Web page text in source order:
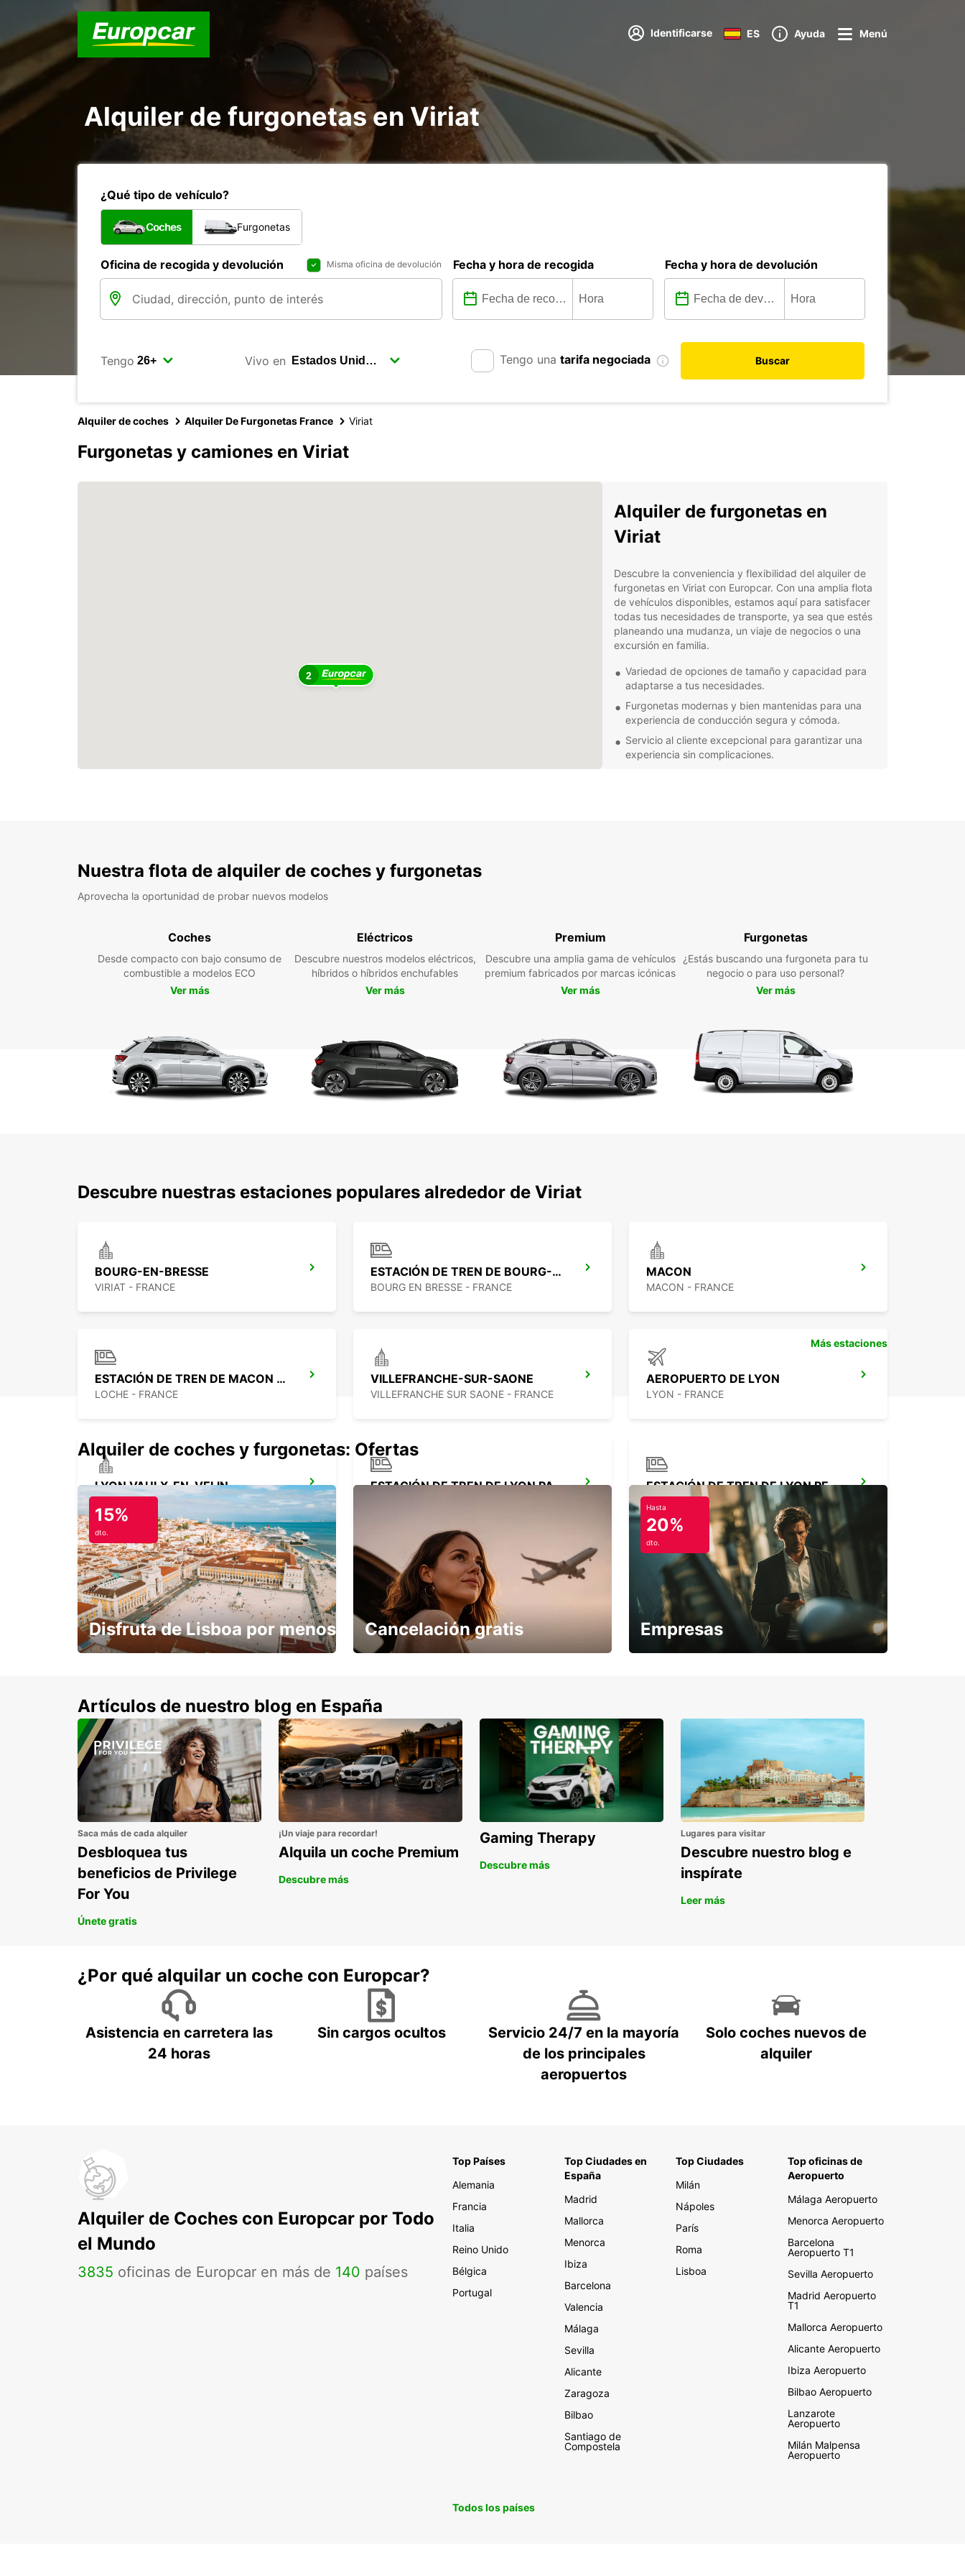
Identificarse ES Ayuda Menú
Alquiler de furgonetas en Viriat
¿Qué tipo de vehículo?
Coches Furgonetas
Oficina de recogida y devolución Misma oficina de devolución Fecha y hora de recogida Fecha y hora de devolución
Tengo Vivo en Tengo una tarifa negociada Buscar
Alquiler de coches Alquiler De Furgonetas France Viriat
Furgonetas y camiones en Viriat
2
Alquiler de furgonetas en
Viriat
Descubre la conveniencia y flexibilidad del alquiler de
furgonetas en Viriat con Europcar. Con una amplia flota
de vehículos disponibles, estamos aquí para satisfacer
todas tus necesidades de transporte, ya sea que estés
planeando una mudanza, un viaje de negocios o una
excursión en familia.
Variedad de opciones de tamaño y capacidad para
adaptarse a tus necesidades.
Furgonetas modernas y bien mantenidas para una
experiencia de conducción segura y cómoda.
Servicio al cliente excepcional para garantizar una
experiencia sin complicaciones.
en Viriat hoy mismo para comenzar tu próxima
Nuestra flota de alquiler de coches y furgonetas
Aprovecha la oportunidad de probar nuevos modelos
Coches
Desde compacto con bajo consumo de
combustible a modelos ECO
Ver más
Eléctricos
Descubre nuestros modelos eléctricos,
híbridos o híbridos enchufables
Ver más
Premium
Descubre una amplia gama de vehículos
premium fabricados por marcas icónicas
Ver más
Furgonetas
¿Estás buscando una furgoneta para tu
negocio o para uso personal?
Ver más
Descubre nuestras estaciones populares alrededor de Viriat
BOURG-EN-BRESSE
VIRIAT - FRANCE
ESTACIÓN DE TREN DE BOURG-EN-BRESSE - PUNTO DE SERVICIO
BOURG EN BRESSE - FRANCE
MACON
MACON - FRANCE
ESTACIÓN DE TREN DE MACON LOCHE
LOCHE - FRANCE
VILLEFRANCHE-SUR-SAONE
VILLEFRANCHE SUR SAONE - FRANCE
AEROPUERTO DE LYON
LYON - FRANCE
LYON VAULX-EN-VELIN
VAULX EN VELIN - FRANCE
ESTACIÓN DE TREN DE LYON PART-DIEU ESTACIÓN DE TREN DE LYON PERRACHE
LYON - FRANCE
CHALON-SUR-SAONE
CHALON SUR SAONE - FRANCE
Más estaciones
Alquiler de coches y furgonetas: Ofertas
15%
dto.
Disfruta de Lisboa por menos Cancelación gratis
Hasta
20%
dto.
Empresas
Artículos de nuestro blog en España
Saca más de cada alquiler
Desbloquea tus
beneficios de Privilege
For You
Únete gratis
¡Un viaje para recordar!
Alquila un coche Premium
Descubre más
Gaming Therapy
Descubre más
Lugares para visitar
Descubre nuestro blog e
inspírate
Leer más
¿Por qué alquilar un coche con Europcar?
Asistencia en carretera las
24 horas
Sin cargos ocultos
Servicio 24/7 en la mayoría
de los principales
aeropuertos
Solo coches nuevos de
alquiler
Alquiler de Coches con Europcar por Todo
el Mundo
3835 oficinas de Europcar en más de 140 países
Top Países
Alemania
Francia
Italia
Reino Unido
Bélgica
Portugal
Top Ciudades en
España
Madrid
Mallorca
Menorca
Ibiza
Barcelona
Valencia
Málaga
Sevilla
Alicante
Zaragoza
Bilbao
Santiago de
Compostela
Top Ciudades
Milán
Nápoles
París
Roma
Lisboa
Top oficinas de
Aeropuerto
Málaga Aeropuerto
Menorca Aeropuerto
Barcelona
Aeropuerto T1
Sevilla Aeropuerto
Madrid Aeropuerto
T1
Mallorca Aeropuerto
Alicante Aeropuerto
Ibiza Aeropuerto
Bilbao Aeropuerto
Lanzarote
Aeropuerto
Milán Malpensa
Aeropuerto
Todos los países